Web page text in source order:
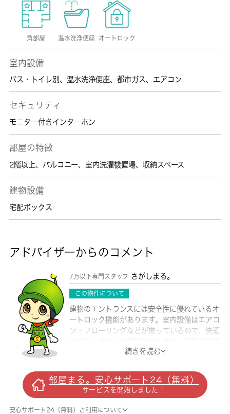
角部屋 温水洗浄便座 オートロック
室内設備
バス・トイレ別 、 温水洗浄便座、 都市ガス、 エアコン
セキュリティ
モニター付きインターホン
部屋の特徴
2階以上、 バルコニー、 室内洗濯機置場、 収納スペース
建物設備
宅配ボックス
アドバイザーからのコメント
7万以下専門スタッフ さがしまる。
この物件について
建物のエントランスには安全性に優れているオ
ートロック機能があります。室内設備はエアコ
ン・フローリングなどが揃っているので、快適
寝などのくつろぎの場としてテラスを活用でき
ので、火災やガス漏れによる事故のリスクが減
ります。こちらの物件はマンションです。お引
越しを考えているなら、全居室洋室のマンショ
ンでいかがでしょう。お引越しをお考えの方
続きを読む
部屋まる。安心サポート24（無料）
サービスを開始しました！
安心サポート24（無料）ご利用について